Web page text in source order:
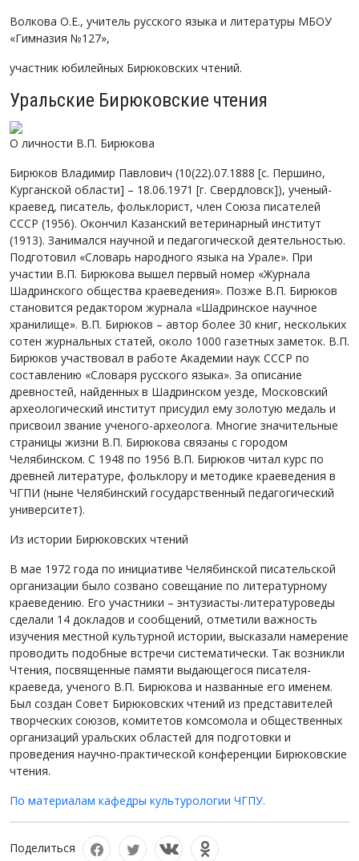
Волкова О.Е., учитель русского языка и литературы МБОУ
«Гимназия №127»,
участник юбилейных Бирюковских чтений.
Уральские Бирюковские чтения
О личности В.П. Бирюкова
Бирюков Владимир Павлович (10(22).07.1888 [с. Першино,
Курганской области] – 18.06.1971 [г. Свердловск]), ученый-
краевед, писатель, фольклорист, член Союза писателей
СССР (1956). Окончил Казанский ветеринарный институт
(1913). Занимался научной и педагогической деятельностью.
Подготовил «Словарь народного языка на Урале». При
участии В.П. Бирюкова вышел первый номер «Журнала
Шадринского общества краеведения». Позже В.П. Бирюков
становится редактором журнала «Шадринское научное
хранилище». В.П. Бирюков – автор более 30 книг, нескольких
сотен журнальных статей, около 1000 газетных заметок. В.П.
Бирюков участвовал в работе Академии наук СССР по
составлению «Словаря русского языка». За описание
древностей, найденных в Шадринском уезде, Московский
археологический институт присудил ему золотую медаль и
присвоил звание ученого-археолога. Многие значительные
страницы жизни В.П. Бирюкова связаны с городом
Челябинском. С 1948 по 1956 В.П. Бирюков читал курс по
древней литературе, фольклору и методике краеведения в
ЧГПИ (ныне Челябинский государственный педагогический
университет).
Из истории Бирюковских чтений
В мае 1972 года по инициативе Челябинской писательской
организации было созвано совещание по литературному
краеведению. Его участники – энтузиасты-литературоведы
сделали 14 докладов и сообщений, отметили важность
изучения местной культурной истории, высказали намерение
проводить подобные встречи систематически. Так возникли
Чтения, посвященные памяти выдающегося писателя-
краеведа, ученого В.П. Бирюкова и названные его именем.
Был создан Совет Бирюковских чтений из представителей
творческих союзов, комитетов комсомола и общественных
организаций уральских областей для подготовки и
проведения научно-практической конференции Бирюковские
чтения.
По материалам кафедры культурологии ЧГПУ.
Поделиться